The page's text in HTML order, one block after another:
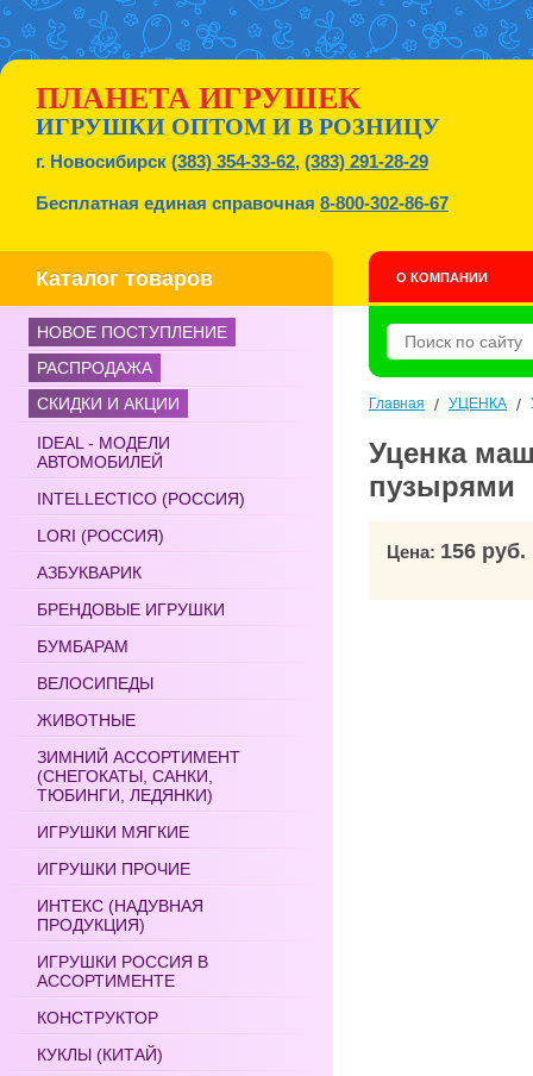
ПЛАНЕТА ИГРУШЕК
ИГРУШКИ ОПТОМ И В РОЗНИЦУ
г. Новосибирск (383) 354-33-62, (383) 291-28-29
Бесплатная единая справочная 8-800-302-86-67
Каталог товаров О КОМПАНИИ
НОВОЕ ПОСТУПЛЕНИЕ
РАСПРОДАЖА
СКИДКИ И АКЦИИ
IDEAL - МОДЕЛИ
АВТОМОБИЛЕЙ
INTELLECTICO (РОССИЯ)
LORI (РОССИЯ)
АЗБУКВАРИК
БРЕНДОВЫЕ ИГРУШКИ
БУМБАРАМ
ВЕЛОСИПЕДЫ
ЖИВОТНЫЕ
ЗИМНИЙ АССОРТИМЕНТ
(СНЕГОКАТЫ, САНКИ,
ТЮБИНГИ, ЛЕДЯНКИ)
ИГРУШКИ МЯГКИЕ
ИГРУШКИ ПРОЧИЕ
ИНТЕКС (НАДУВНАЯ
ПРОДУКЦИЯ)
ИГРУШКИ РОССИЯ В
АССОРТИМЕНТЕ
КОНСТРУКТОР
КУКЛЫ (КИТАЙ)
Главная / УЦЕНКА /
Уценка
пузырями
Цена: 156 руб.